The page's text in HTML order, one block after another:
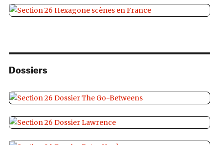
Dossiers